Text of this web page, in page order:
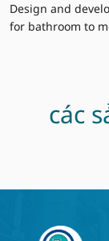
Design and
for bathroom to
các